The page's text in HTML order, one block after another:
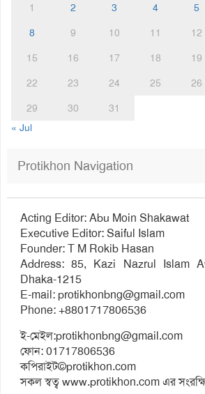
1 2 3 4 5
8
9 10 11 12
15
16 17 18 19
22
23 24 25 26
29
30
31
« Jul
Protikhon Navigation
Acting Editor: Abu Moin Shakawat
Executive Editor: Saiful Islam
Founder: T M Rokib Hasan
Address: 85, Kazi Nazrul Islam
Dhaka-1215
E-mail:protikhonbng@gmail.com
Phone: +8801717806536
ই-মেইল:protikhonbng@gmail.com
ফোন: 01717806536
কপিরাইট©protikhon.com
সকল স্বত্ব www.protikhon.com এর